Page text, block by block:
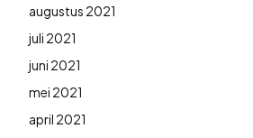
augustus 2021
juli 2021
juni 2021
mei 2021
april 2021